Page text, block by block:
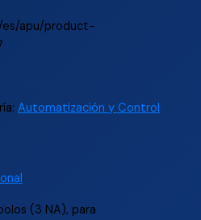
apu/product-
Automatización y Control
(3 NA), para